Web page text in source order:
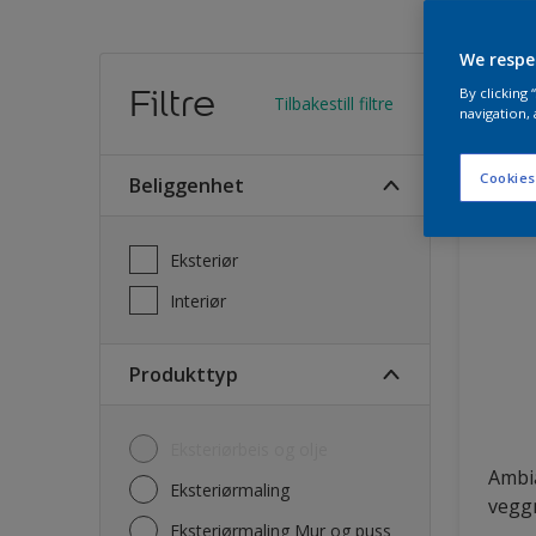
Filtre Tilbakestill filtre
Beliggenhet
Eksteriør
Interiør
Produkttyp
Eksteriørmaling
Eksteriørmaling Mur og puss
We
By clicking
navigation,